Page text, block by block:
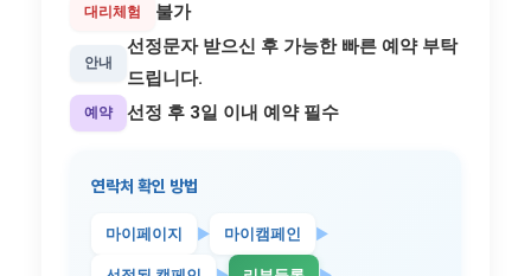
대리체험 불가
안내
선정문자 받으신 후 가능한 빠른 예약 부탁
드립니다.
예약 선정 후 3일 이내 예약 필수
연락처 확인 방법
마이페이지 ► 마이캠페인 ►